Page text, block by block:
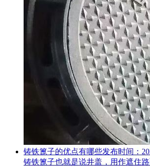
铸铁篦子的优点有哪些发布时间：
铸铁篦子也就是说井盖，用作遮住